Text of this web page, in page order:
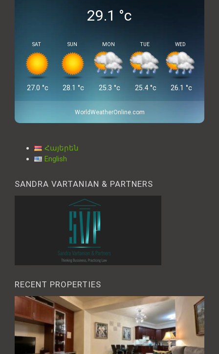
29.1 °c
SAT
27.0 °c
SUN
28.1 °c
MON
25.3 °c
TUE
25.4°c
WED
26.1 °c
WorldWeatherOnline.com
Հայերեն
English
SANDRA VARTANIAN & PARTNERS
RECENT PROPERTIES